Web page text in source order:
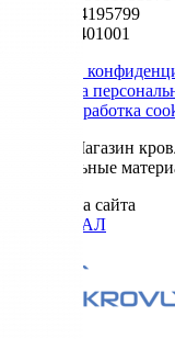
ИНН 5024195799
КПП 502401001
Политика
Обработка
Сбор и обработка
© 2026. Магазин
Строительные
Разработка сайта
ОРИГИНАЛ